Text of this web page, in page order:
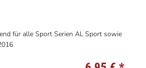
für alle Sport Serien AL Sport sowie